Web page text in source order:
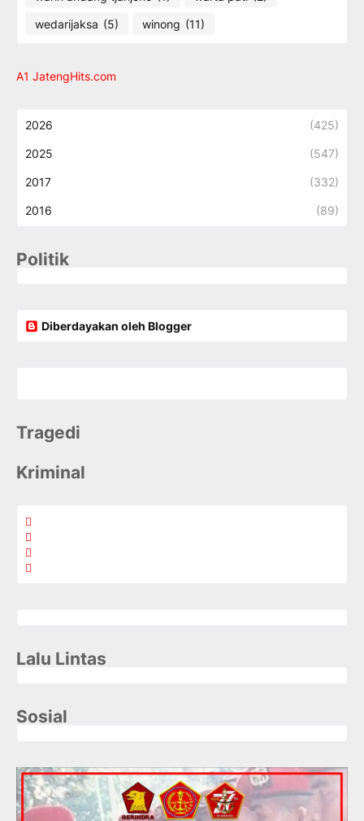
wedarijaksa (5) winong (11)
A1 JatengHits.com
2026 (425)
2025 (547)
2017 (332)
2016 (89)
Politik
Diberdayakan oleh Blogger
Tragedi
Kriminal
Lalu Lintas
Sosial